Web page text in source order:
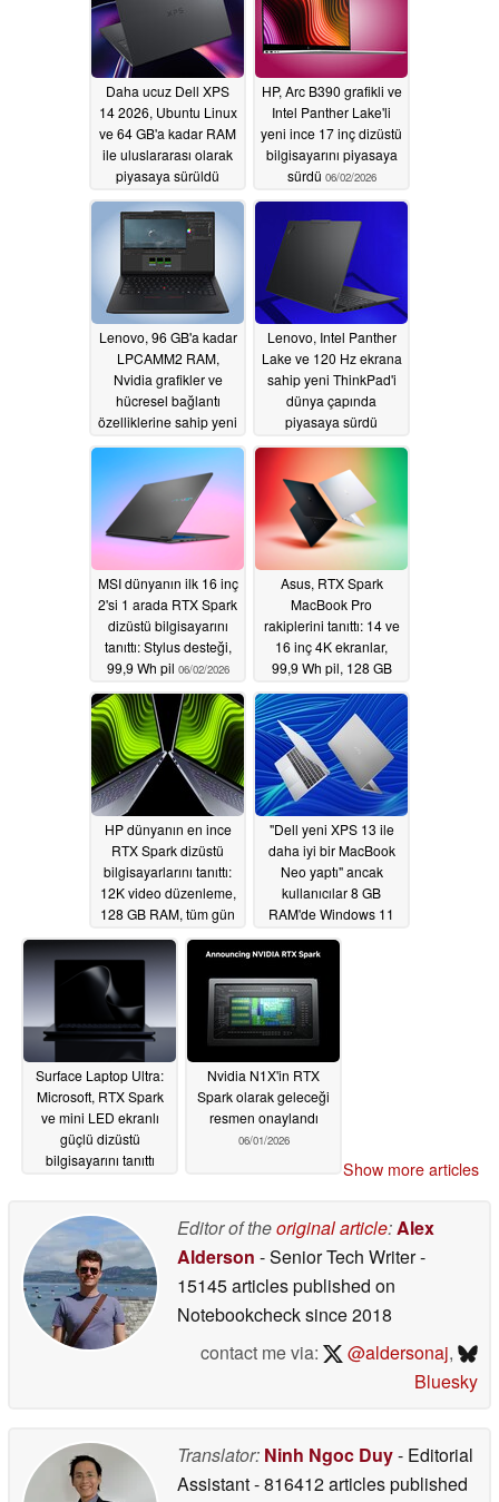
Daha ucuz Dell XPS
14 2026, Ubuntu Linux
ve 64 GB'a kadar RAM
ile uluslararası olarak
piyasaya sürüldü
06/02/2026
HP, Arc B390 grafikli ve
Intel Panther Lake'li
yeni ince 17 inç dizüstü
bilgisayarını piyasaya
sürdü 06/02/2026
Lenovo, 96 GB'a kadar
LPCAMM2 RAM,
Nvidia grafikler ve
hücresel bağlantı
özelliklerine sahip yeni
piyasaya sürdü
06/02/2026
Lenovo, Intel Panther
Lake ve 120 Hz ekrana
sahip yeni ThinkPad'i
dünya çapında
piyasaya sürdü
06/02/2026
MSI dünyanın ilk 16 inç
2'si 1 arada RTX Spark
dizüstü bilgisayarını
tanıttı: Stylus desteği,
99,9 Wh pil 06/02/2026
Asus, RTX Spark
MacBook Pro
rakiplerini tanıttı: 14 ve
16 inç 4K ekranlar,
99,9 Wh pil, 128 GB
06/01/2026
HP dünyanın en ince
RTX Spark dizüstü
bilgisayarlarını tanıttı:
12K video düzenleme,
128 GB RAM, tüm gün
06/01/2026
"Dell yeni XPS 13 ile
daha iyi bir MacBook
Neo yaptı" ancak
kullanıcılar 8 GB
RAM'de Windows 11
06/01/2026
Surface Laptop Ultra:
Microsoft, RTX Spark
ve mini LED ekranlı
güçlü dizüstü
bilgisayarını tanıttı
Nvidia N1X'in RTX
Spark olarak geleceği
resmen onaylandı
06/01/2026
Show more articles
Editor of theoriginal article:Alex
Alderson - Senior Tech Writer-
15145 articles published on
Notebookchecksince 2018
contact me via:
@aldersonaj,
Bluesky
Translator: Ninh Ngoc Duy- Editorial
Assistant- 816412 articles published